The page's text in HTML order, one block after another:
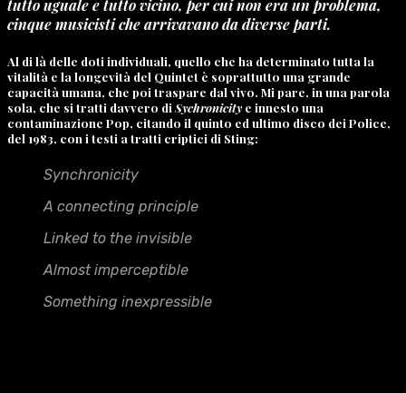
tutto uguale e tutto vicino, per cui non era un problema,
cinque musicisti che arrivavano da diverse parti.
Al di là delle doti individuali, quello che ha determinato tutta la
vitalità e la longevità del Quintet è soprattutto una grande
capacità umana, che poi traspare dal vivo. Mi pare, in una parola
sola, che si tratti davvero di Sychronicitye innesto una
contaminazione Pop, citando il quinto ed ultimo disco dei Police,
del 1983, con i testi a tratti criptici di Sting:
Synchronicity
A connecting principle
Linked to the invisible
Almost imperceptible
Something inexpressible